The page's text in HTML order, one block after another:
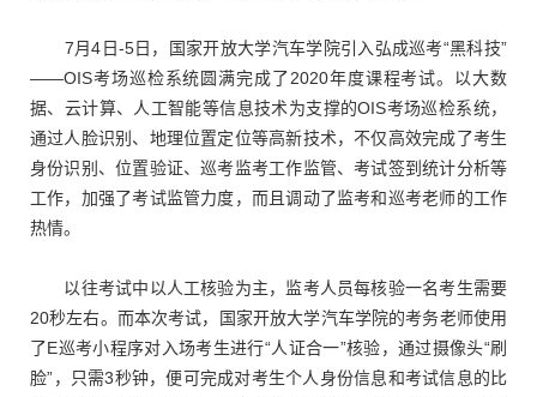
7月4日-5日，国家开放大学汽车学院引入弘成巡考“黑科技”
——OIS考场巡检系统圆满完成了2020年度课程考试。以大数
据、云计算、人工智能等信息技术为支撑的OIS考场巡检系统，
通过人脸识别、地理位置定位等高新技术，不仅高效完成了考生
身份识别、位置验证、巡考监考工作监管、考试签到统计分析等
工作，加强了考试监管力度，而且调动了监考和巡考老师的工作
热情。
以往考试中以人工核验为主，监考人员每核验一名考生需要
20秒左右。而本次考试，国家开放大学汽车学院的考务老师使用
了E巡考小程序对入场考生进行“人证合一”核验，通过摄像头“刷
脸”，只需3秒钟，便可完成对考生个人身份信息和考试信息的比